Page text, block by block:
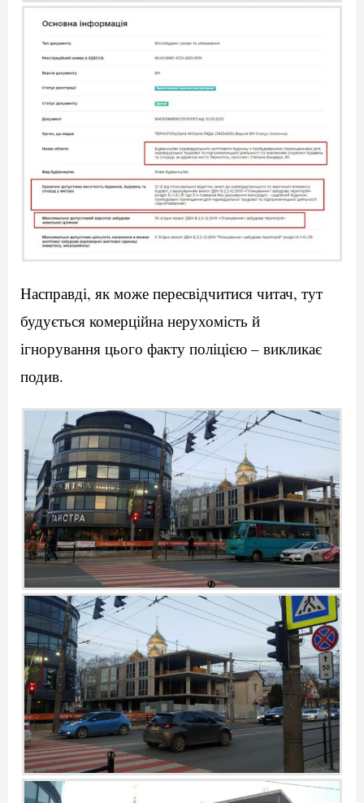
Насправді, як може пересвідчитися читач, тут
будується комерційна нерухомість й
ігнорування цього факту поліцією – викликає
подив.